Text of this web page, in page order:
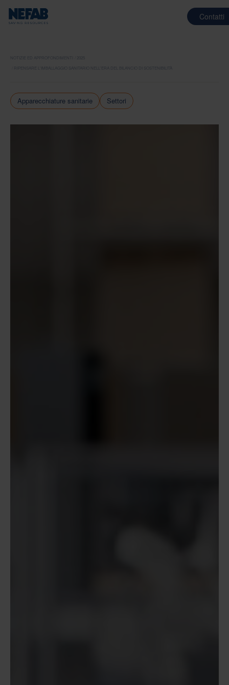
Contatti
NOTIZIE ED APPROFONDIMENTI
RIPENSARE L'IMBALLAGGIO SANITARIO NELL'ERA DEL BILANCIO DI SOSTENIBILITÀ
Apparecchiature sanitarie Settori